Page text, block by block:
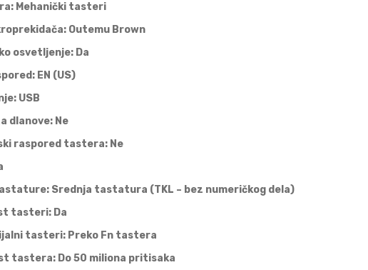
Mehanički tasteri
Outemu Brown
osvetljenje: Da
EN (US)
USB
dlanove: Ne
raspored tastera: Ne
Srednja tastatura (TKL – bez numeričkog dela)
tasteri: Da
tasteri: Preko Fn tastera
tastera: Do 50 miliona pritisaka